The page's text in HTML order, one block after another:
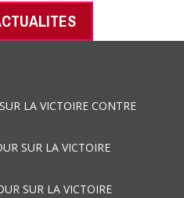
LA VICTOIRE CONTRE
SUR LA VICTOIRE
SUR LA VICTOIRE